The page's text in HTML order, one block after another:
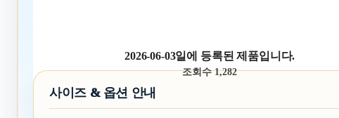
2026-06-03일에 등록된 제품입니다.
조회수 1,282
사이즈 & 옵션 안내